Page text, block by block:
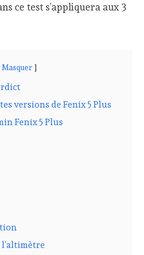
ce test s’appliquera aux 3
Masquer
versions de Fenix 5 Plus
Fenix 5 Plus